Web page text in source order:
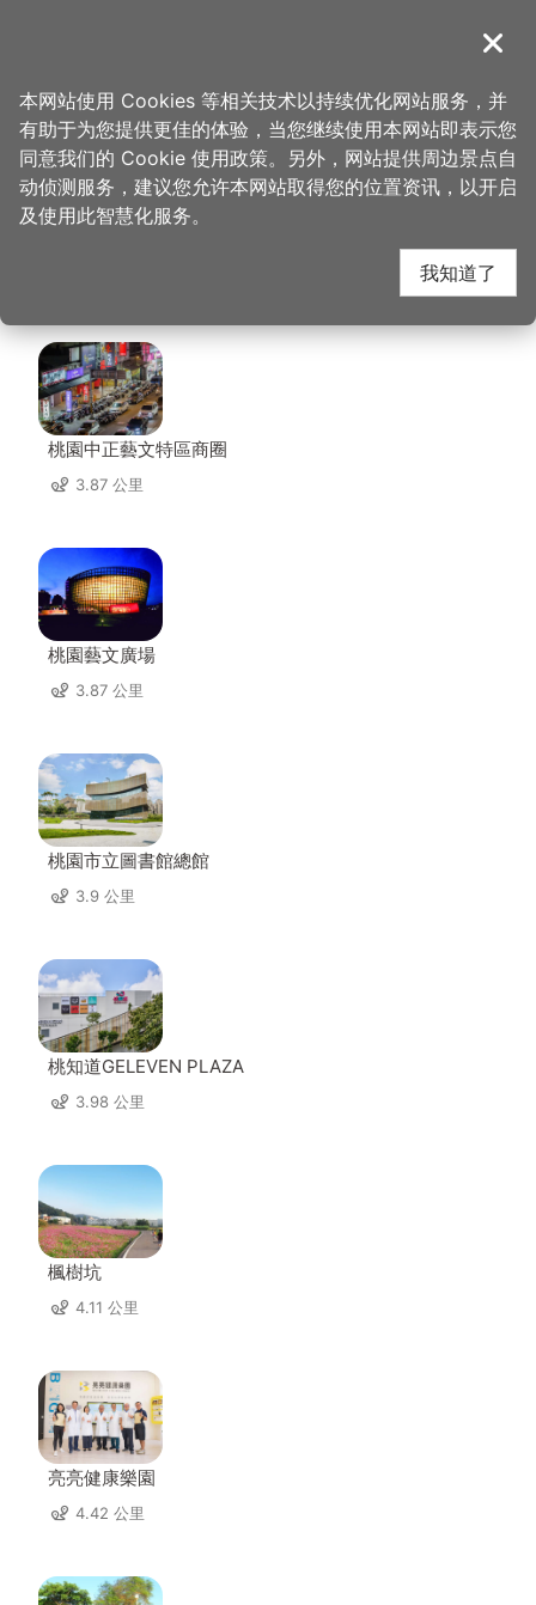
導覽
首页 > 想去的地方 > 美食、购物 > 贝里斯义大利面餐厅
贝里斯义大利面餐厅 周
边景点
桃園中正藝文特區商圈
3.87 公里
桃園藝文廣場
3.87 公里
桃園市立圖書館總館
3.9 公里
桃知道GELEVEN PLAZA
3.98 公里
楓樹坑
4.11 公里
亮亮健康樂園
4.42 公里
关闭
本网站使用 Cookies 等相关技术以持续优化网站服务，并
有助于为您提供更佳的体验，当您继续使用本网站即表示您
同意我们的 Cookie 使用政策。另外，网站提供周边景点自
动侦测服务，建议您允许本网站取得您的位置资讯，以开启
及使用此智慧化服务。
我知道了